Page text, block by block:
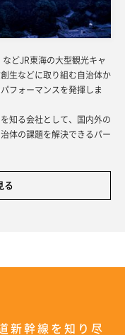
どJR東海の大型観光キャ
生などに取り組む自治体か
フォーマンスを発揮しま
知る会社として、国内外の
体の課題を解決できるパー
る
新幹線を知り尽